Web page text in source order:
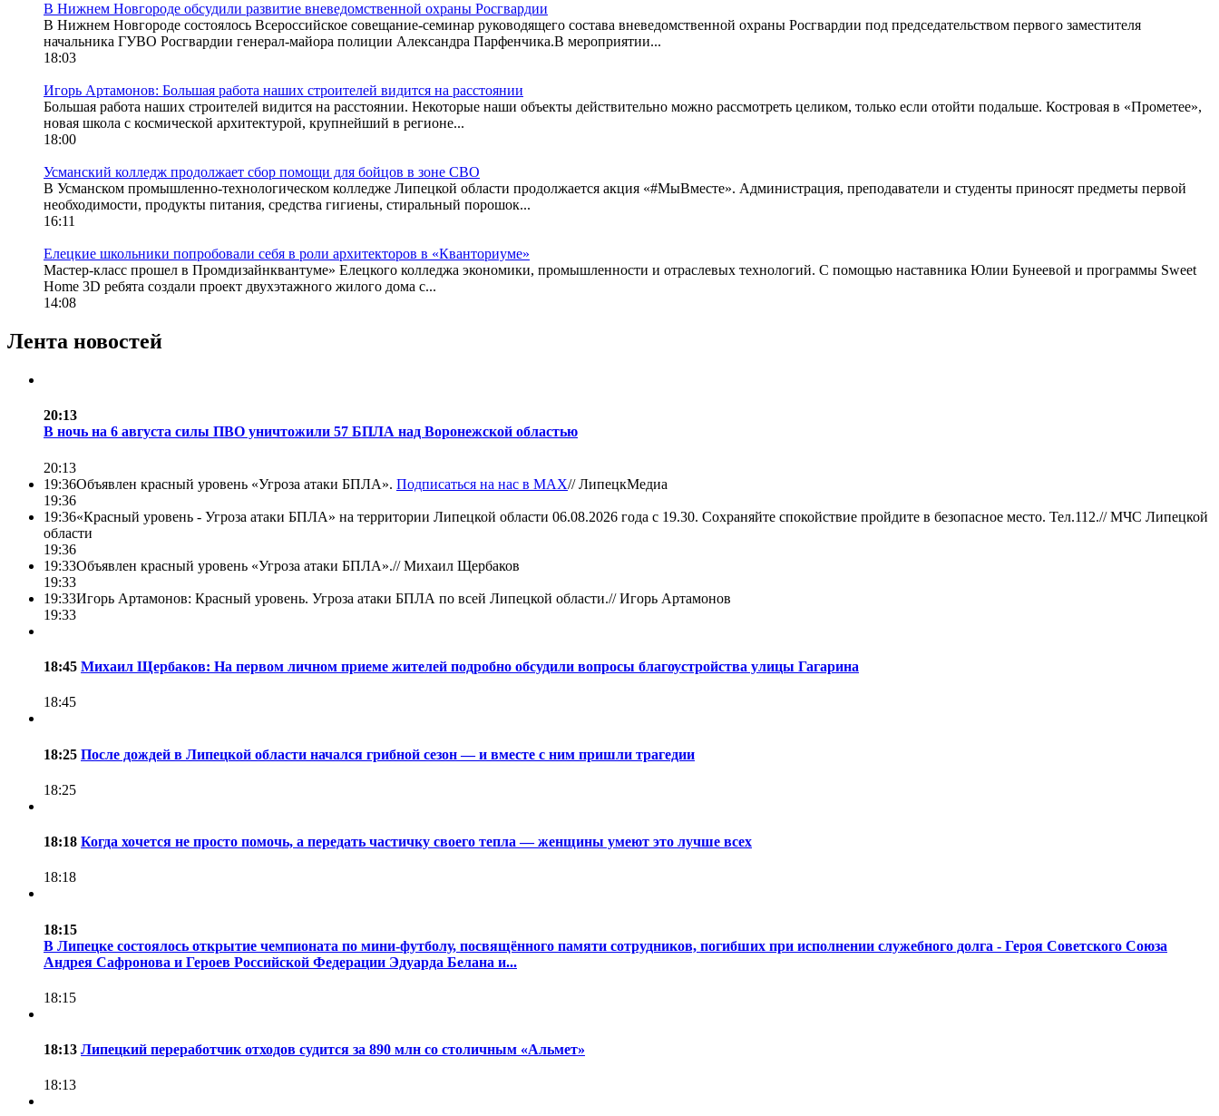
В Нижнем Новгороде обсудили развитие вневедомственной охраны Росгвардии
В Нижнем Новгороде состоялось Всероссийское совещание-семинар руководящего состава вневедомственной охраны Росгвардии под председательством первого заместителя
начальника ГУВО Росгвардии генерал-майора полиции Александра Парфенчика.В мероприятии...
18:03
Игорь Артамонов: Большая работа наших строителей видится на расстоянии
Большая работа наших строителей видится на расстоянии. Некоторые наши объекты действительно можно рассмотреть целиком, только если отойти подальше. Костровая в «Прометее»,
новая школа с космической архитектурой, крупнейший в регионе...
18:00
Усманский колледж продолжает сбор помощи для бойцов в зоне СВО
В Усманском промышленно-технологическом колледже Липецкой области продолжается акция «#МыВместе». Администрация, преподаватели и студенты приносят предметы первой
необходимости, продукты питания, средства гигиены, стиральный порошок...
16:11
Елецкие школьники попробовали себя в роли архитекторов в «Кванториуме»
Мастер-класс прошел в Промдизайнквантуме» Елецкого колледжа экономики, промышленности и отраслевых технологий. С помощью наставника Юлии Бунеевой и программы Sweet
Home 3D ребята создали проект двухэтажного жилого дома с...
14:08
Лента новостей
20:13
В ночь на 6 августа силы ПВО уничтожили 57 БПЛА над Воронежской областью
20:13
19:36Объявлен красный уровень «Угроза атаки БПЛА». Подписаться на нас в МАХ//ЛипецкМедиа
19:36
19:36«Красный уровень - Угроза атаки БПЛА» на территории Липецкой области 06.08.2026 года с 19.30. Сохраняйте спокойствие пройдите в безопасное место. Тел.112.//МЧС Липецкой
области
19:36
19:33Объявлен красный уровень «Угроза атаки БПЛА».//Михаил Щербаков
19:33
19:33Игорь Артамонов: Красный уровень. Угроза атаки БПЛА по всей Липецкой области.//Игорь Артамонов
19:33
18:45 Михаил Щербаков: На первом личном приеме жителей подробно обсудили вопросы благоустройства улицы Гагарина
18:45
18:25 После дождей в Липецкой области начался грибной сезон — и вместе с ним пришли трагедии
18:25
18:18 Когда хочется не просто помочь, а передать частичку своего тепла — женщины умеют это лучше всех
18:18
18:15
В Липецке состоялось открытие чемпионата по мини-футболу, посвящённого памяти сотрудников, погибших при исполнении служебного долга - Героя Советского Союза
Андрея Сафронова и Героев Российской Федерации Эдуарда Белана и...
18:15
18:13 Липецкий переработчик отходов судится за 890 млн со столичным «Альмет»
18:13